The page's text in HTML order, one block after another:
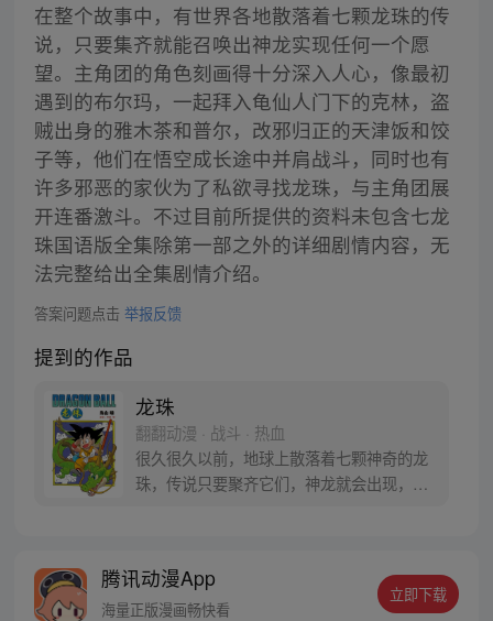
在整个故事中，有世界各地散落着七颗龙珠的传
说，只要集齐就能召唤出神龙实现任何一个愿
望。主角团的角色刻画得十分深入人心，像最初
遇到的布尔玛，一起拜入龟仙人门下的克林，盗
贼出身的雅木茶和普尔，改邪归正的天津饭和饺
子等，他们在悟空成长途中并肩战斗，同时也有
许多邪恶的家伙为了私欲寻找龙珠，与主角团展
开连番激斗。不过目前所提供的资料未包含七龙
珠国语版全集除第一部之外的详细剧情内容，无
法完整给出全集剧情介绍。
答案问题点击 举报反馈
提到的作品
龙珠
翻翻动漫 · 战斗 · 热血
很久很久以前，地球上散落着七颗神奇的龙
珠，传说只要聚齐它们，神龙就会出现，并
腾讯动漫App
海量正版漫画畅快看
立即下载